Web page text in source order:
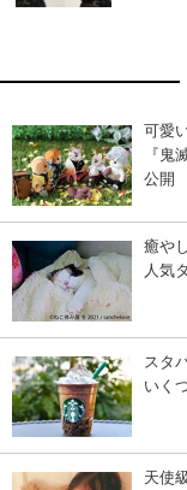
可愛
『鬼
公開
癒や
人気
スタ
いく
天使